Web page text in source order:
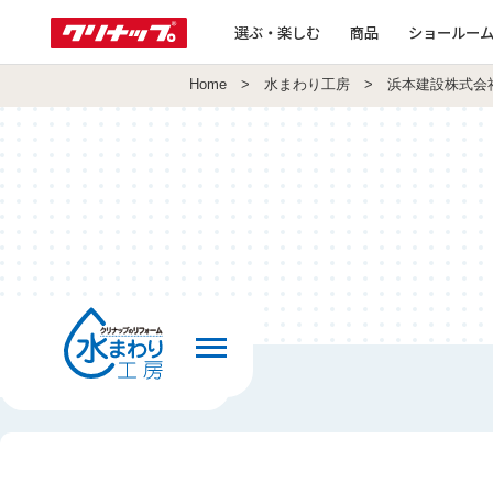
選ぶ・楽しむ 商品 ショールー
Home > 水まわり工房 > 浜本建設株式会
前の画面へ戻る